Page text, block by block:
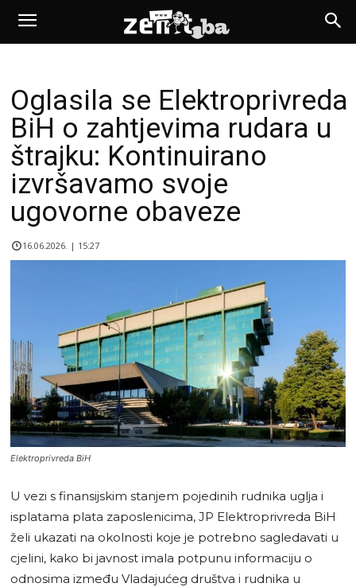
Oglasila se Elektroprivreda
BiH o zahtjevima rudara u
štrajku: Kontinuirano
izvršavamo svoje
ugovorne obaveze
16.06.2026. | 15:27
Elektroprivreda BiH
U vezi s finansijskim stanjem pojedinih rudnika uglja i
isplatama plata zaposlenicima, JP Elektroprivreda BiH
želi ukazati na okolnosti koje je potrebno sagledavati u
cjelini, kako bi javnost imala potpunu informaciju o
odnosima između Vladajućeg društva i rudnika u